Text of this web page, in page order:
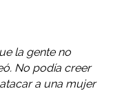
la gente no
No podía creer
a una mujer